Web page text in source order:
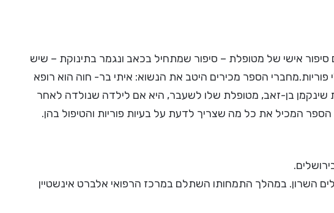
אישי של מטופלת – סיפור שמתחיל בכאב ונגמר בתינוקת – שיש
פוריות.מחברי הספר מכירים היטב את הנשוא: איתי בר- חוה הוא רופא
שינקמן בן-זאב, מטופלת שלו לשעבר, היא אם לילדה שנולדה לאחר
הספר המכיל את כל מה שצריך לדעת על בעיות פוריות והטיפול בהן.
השרון. במהלך התמחותו השתלם במרכז הרפואי אלברט אינשטיין